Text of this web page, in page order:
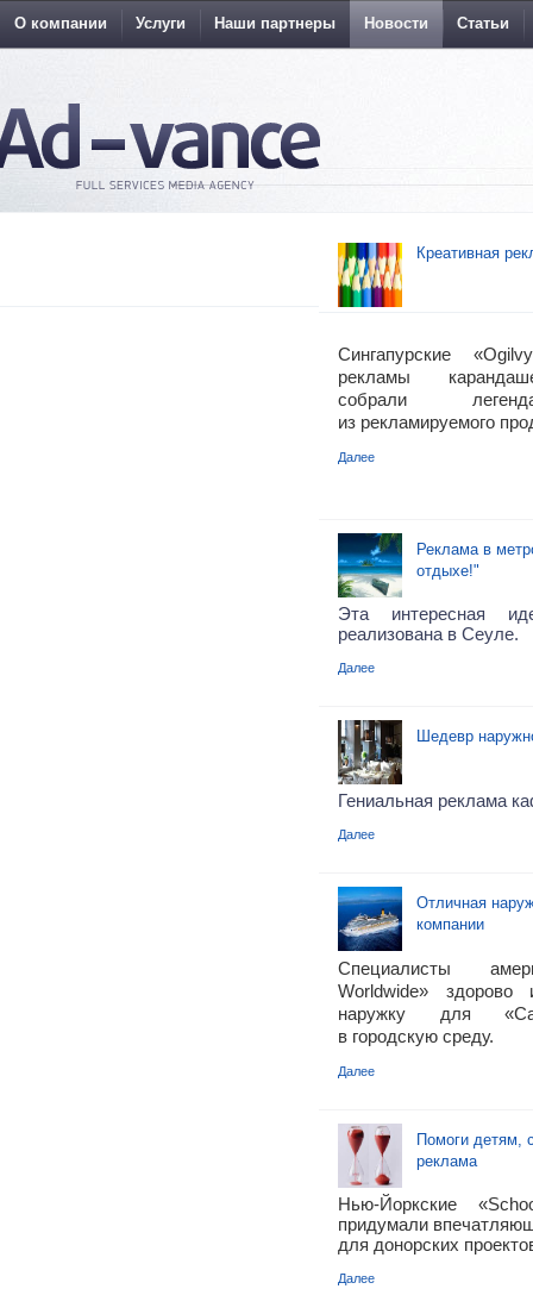
О компании Услуги Наши партнеры Новости Статьи
Креативная
Сингапурские
рекламы
собрали
из рекламируемого
Далее
Реклама в
отдыхе!"
Эта интересная
реализована в Сеуле.
Далее
Шедевр
Гениальная реклама
Далее
Отличная
компании
Специалисты
Worldwide» здорово
наружку для
в городскую среду.
Далее
Помоги детям,
реклама
Нью-Йоркские
придумали
для донорских
Далее